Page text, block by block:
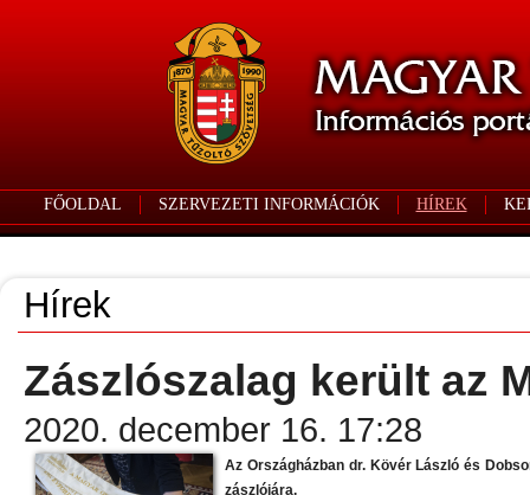
FŐOLDAL SZERVEZETI INFORMÁCIÓK HÍREK
Hírek
Zászlószalag került az
2020. december 16. 17:28
Az Országházban dr. Kövér László és
zászlójára.